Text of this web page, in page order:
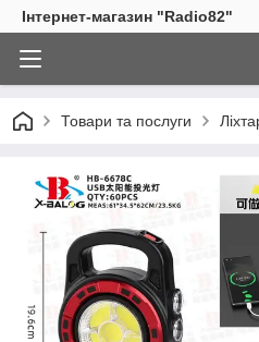
Інтернет-магазин "Radio82"
Товари та послуги